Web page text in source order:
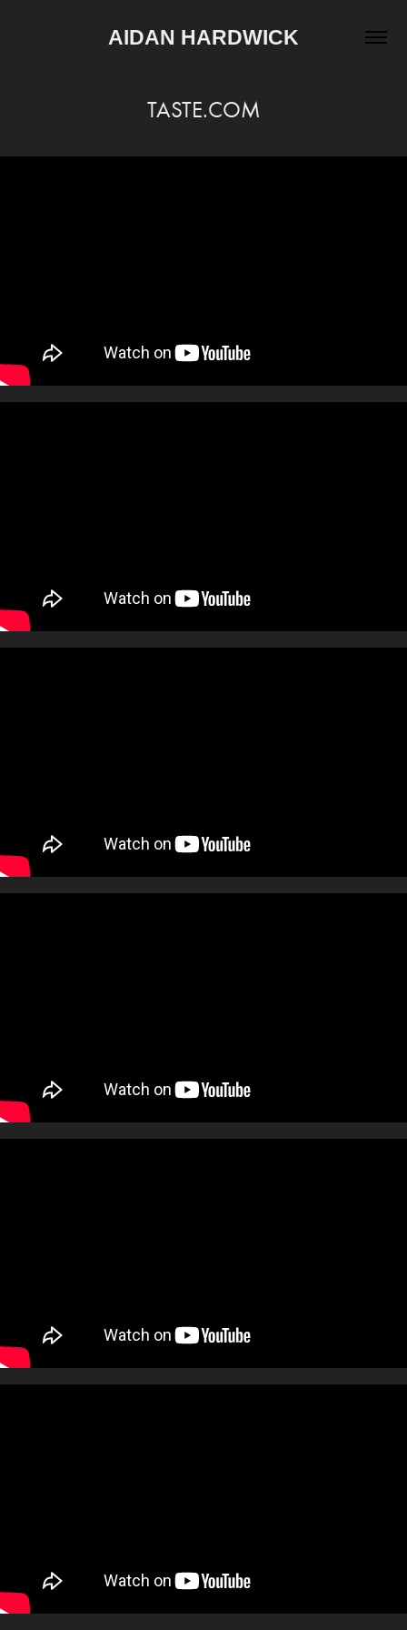
AIDAN HARDWICK
TASTE.COM